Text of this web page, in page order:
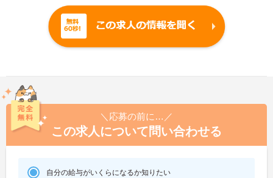
＼応募の前に…／
この求人について問い合わせる
自分の給与がいくらになるか知りたい